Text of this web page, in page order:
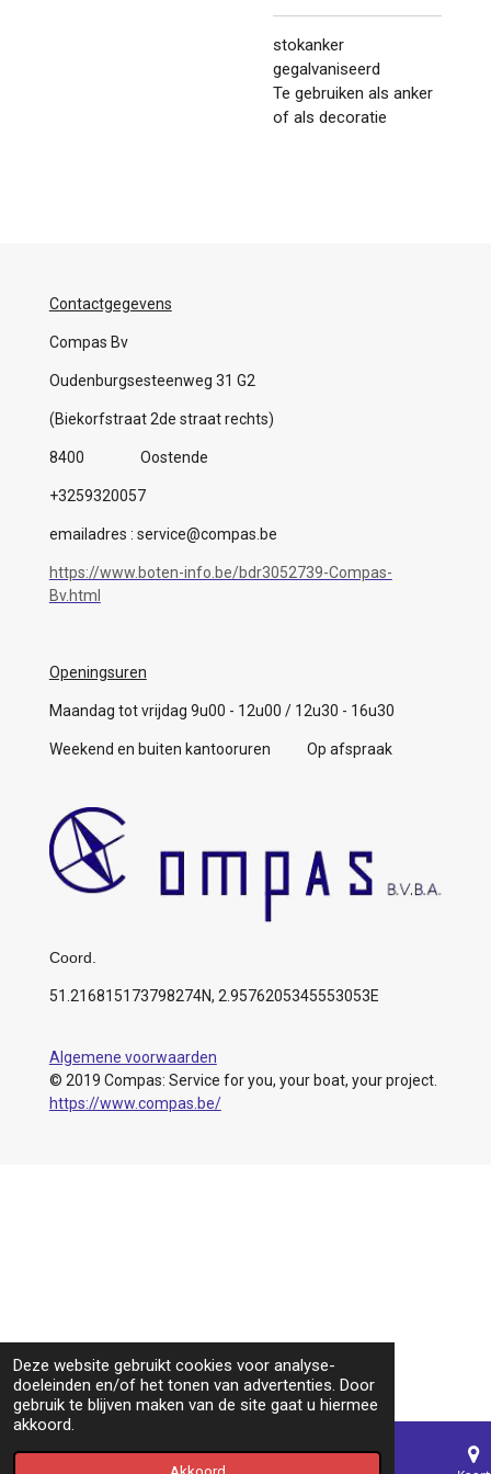
Deze website gebruikt cookies voor analyse-
doeleinden en/of het tonen van advertenties. Door
gebruik te blijven maken van de site gaat u hiermee
akkoord.
stokanker
gegalvaniseerd
Te gebruiken als anker
of als decoratie
Contactgegevens
Compas Bv
Oudenburgsesteenweg 31 G2
(Biekorfstraat 2de straat rechts)
8400 Oostende
+3259320057
emailadres : service@compas.be
https://www.boten-info.be/bdr3052739-Compas-
Bv.html
Openingsuren
Maandag tot vrijdag 9u00 - 12u00 / 12u30 - 16u30
Weekend en buiten kantooruren Op afspraak
Coord.
51.216815173798274N, 2.9576205345553053E
Algemene voorwaarden
© 2019 Compas: Service for you, your boat, your project.
https://www.compas.be/